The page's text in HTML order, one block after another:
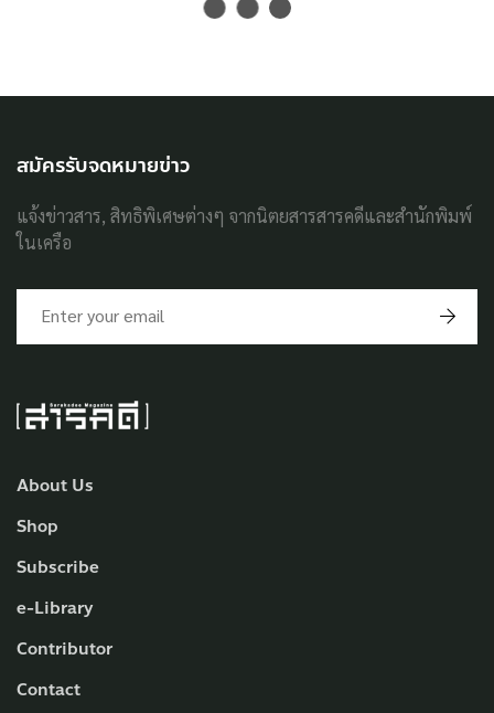
About Us
Shop
Subscribe
e-Library
Contributor
Contact
สมัครรับจดหมายข่าว
แจ้งข่าวสาร, สิทธิพิเศษต่างๆ จากนิตยสารสารคดีและสำนักพิมพ์
ในเครือ